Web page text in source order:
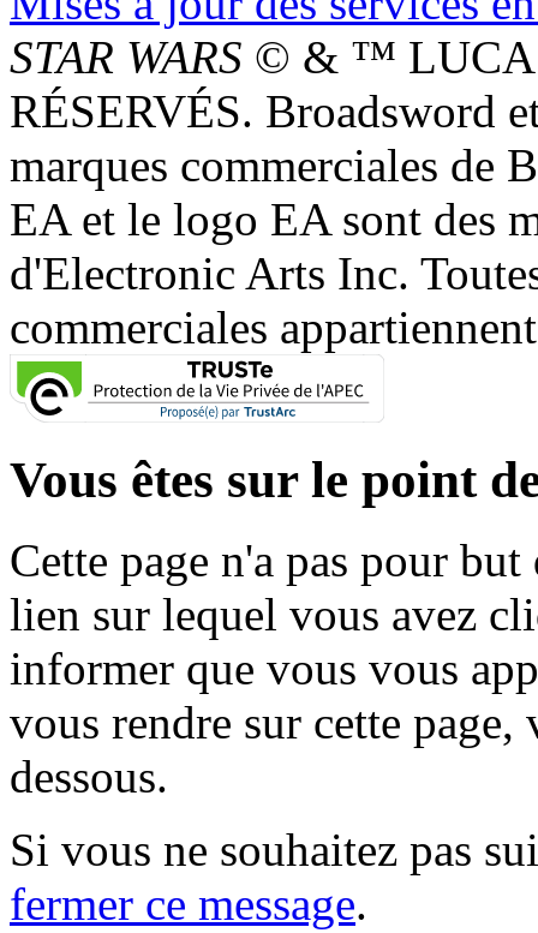
STAR WARS © & ™
RÉSERVÉS. Broadsword
marques commerciales de
EA et le logo EA sont des
d'Electronic Arts Inc.
commerciales
Vous êtes sur le point
Cette page n'a pas pour
lien sur lequel vous avez
informer que vous vous
vous rendre sur cette
dessous.
Si vous ne souhaitez pas
fermer ce message.